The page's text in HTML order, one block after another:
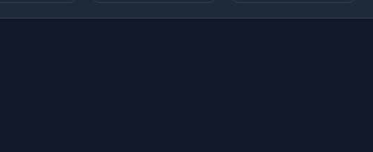
края п.
ул.
Красноармейского
района